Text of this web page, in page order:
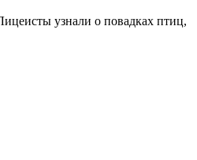
узнали о повадках птиц,